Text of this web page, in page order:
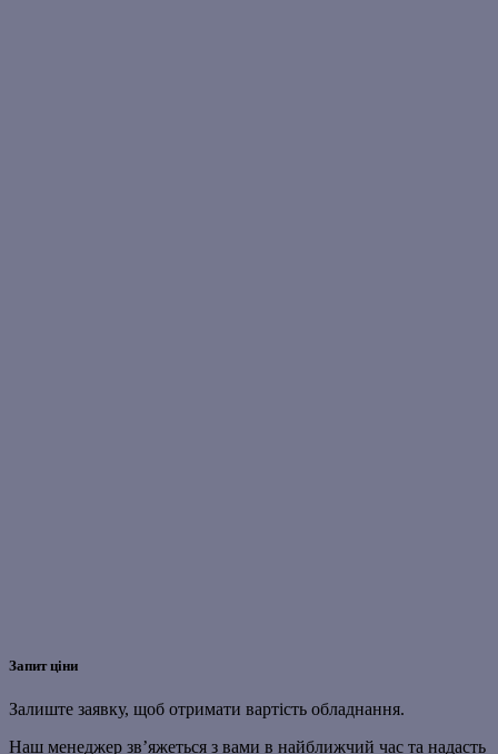
Запит ціни
Залиште заявку, щоб отримати вартість обладнання.
Наш менеджер зв’яжеться з вами в найближчий час та надасть